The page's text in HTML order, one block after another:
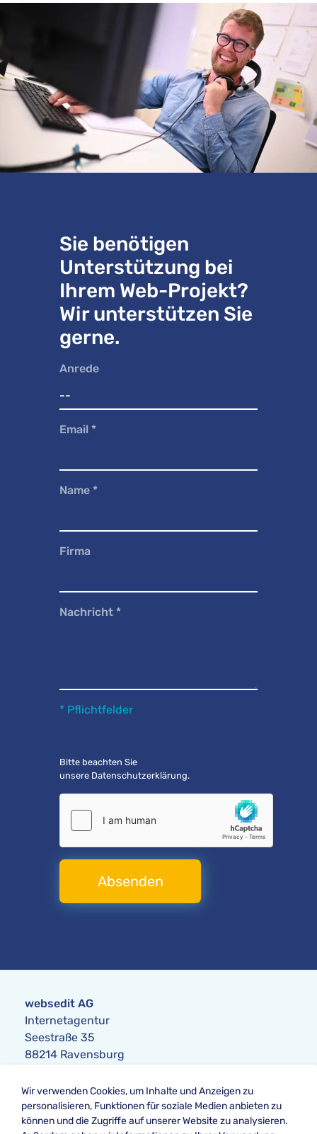
Sie benötigen
Unterstützung bei
Ihrem Web-Projekt?
Wir unterstützen Sie
gerne.
Anrede
Email *
Name *
Firma
Nachricht *
* Pflichtfelder
Bitte beachten Sie
unsere Datenschutzerklärung.
Absenden
websedit AG
Internetagentur
Seestraße 35
88214 Ravensburg
Telefon:+49 751 354104-0
Telefax: +49 751 354104-42
Wir verwenden Cookies, um Inhalte und Anzeigen zu
personalisieren, Funktionen für soziale Medien anbieten zu
können und die Zugriffe auf unserer Website zu analysieren.